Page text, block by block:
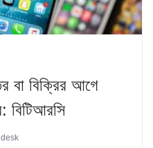
বা বিক্রির আগে
বিটিআরসি